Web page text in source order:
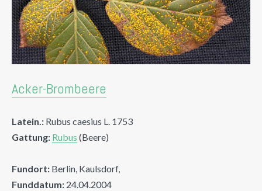
Acker-Brombeere
Latein.: Rubus caesius L. 1753
Gattung: Rubus (Beere)
Fundort: Berlin, Kaulsdorf,
Funddatum: 24.04.2004